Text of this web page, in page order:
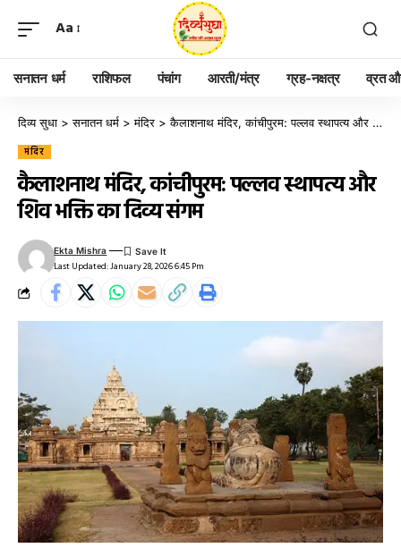
Aa
सनातन धर्म राशिफल पंचांग आरती/मंत्र ग्रह-नक्षत्र व्रत
दिव्य सुधा >सनातन धर्म >मंदिर >कैलाशनाथ मंदिर, कांचीपुरम: पल्लव स्थापत्य और शिव भक्ति का दिव्य संगम
मंदिर
कैलाशनाथ मंदिर, कांचीपुरम: पल्लव स्थापत्य और
शिव भक्ति का दिव्य संगम
Last Updated: January 28, 2026 6:45 Pm
Ekta Mishra